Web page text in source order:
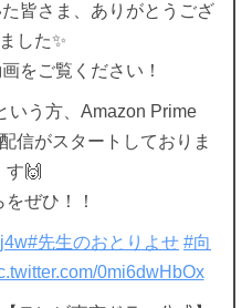
皆さま、ありがとうござ
した✨
をご覧ください！
いう方、Amazon Prime
信がスタートしておりま
す🙌
をぜひ！！
#先生のおとりよせ #向
0mi6dwHbOx